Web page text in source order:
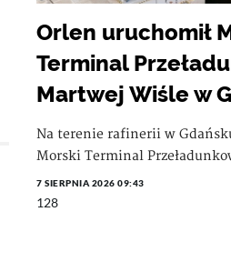
Orlen uruchomił
Terminal
Martwej Wiśle w
Na terenie rafinerii w
Morski Terminal
7 SIERPNIA 2026 09:43
128